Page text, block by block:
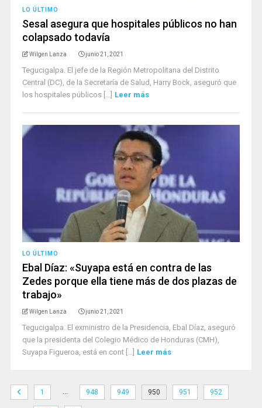
LO ÚLTIMO
Sesal asegura que hospitales públicos no han
colapsado todavía
Wilgen Lanza junio 21, 2021
Tegucigalpa. El jefe de la Región Metropolitana del Distrito
Central (DC), de la Secretaría de Salud, Harry Bock, aseguró que
los hospitales públicos [...] Leer más
LO ÚLTIMO
Ebal Díaz: «Suyapa está en contra de las
Zedes porque ella tiene más de dos plazas de
trabajo»
Wilgen Lanza junio 21, 2021
Tegucigalpa. El exministro de la Presidencia, Ebal Díaz, aseguró
que la presidenta del Colegio Médico de Honduras (CMH),
Suyapa Figueroa, está en cont [...] Leer más
1 … 948 949 950 951 952